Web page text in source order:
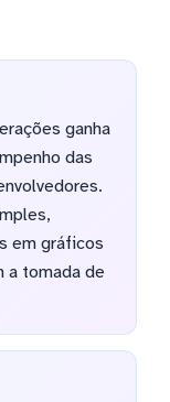
ganha
das
em gráficos
tomada de